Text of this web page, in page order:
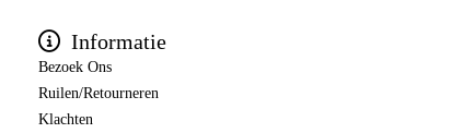
Informatie
Bezoek Ons
Ruilen/Retourneren
Klachten